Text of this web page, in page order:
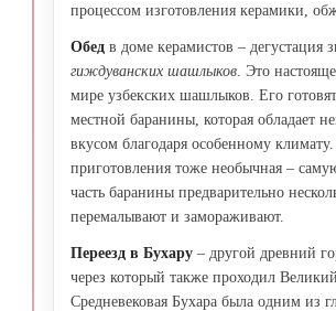
процессом изготовления керамики,
Обед в доме керамистов – дегустация
гиждуванских шашлыков . Это
мире узбекских шашлыков. Его
местной баранины, которая обладает
вкусом благодаря особенному
приготовления тоже необычная –
часть баранины предварительно
перемалывают и замораживают.
Переезд в Бухару – другой древний
через который также проходил
Средневековая Бухара была одним из